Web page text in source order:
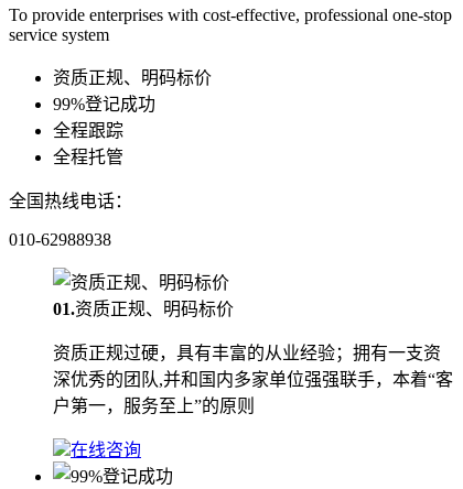
To provide enterprises with cost-effective, professional one-stop
service system
资质正规、明码标价
99%登记成功
全程跟踪
全程托管
全国热线电话：
010-62988938
01.资质正规、明码标价
资质正规过硬，具有丰富的从业经验；拥有一支资
深优秀的团队,并和国内多家单位强强联手，本着“客
户第一，服务至上”的原则
在线咨询